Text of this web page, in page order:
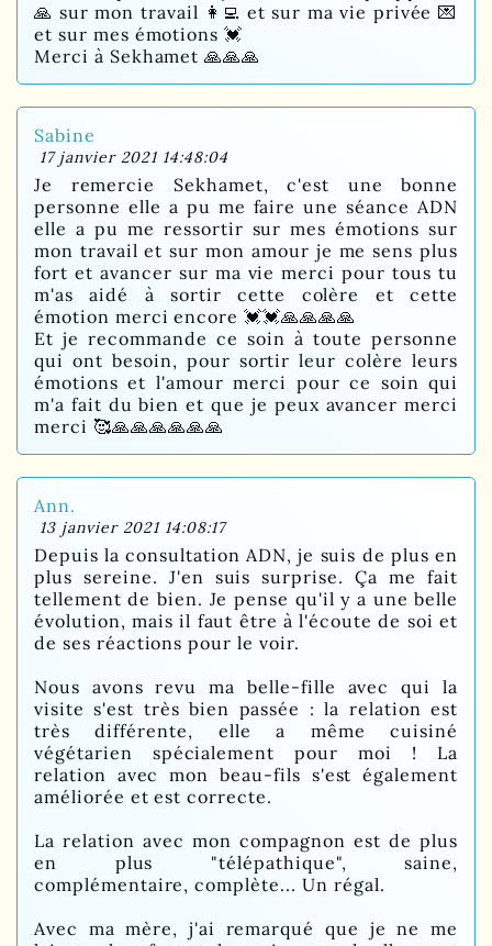
🙏 sur mon travail 👩‍💻 et sur ma vie privée 💌
et sur mes émotions 💓
Merci à Sekhamet 🙏🙏🙏
Sabine
17 janvier 2021 14:48:04
Je remercie Sekhamet, c'est une bonne
personne elle a pu me faire une séance ADN
elle a pu me ressortir sur mes émotions sur
mon travail et sur mon amour je me sens plus
fort et avancer sur ma vie merci pour tous tu
m'as aidé à sortir cette colère et cette
émotion merci encore 💓💓🙏🙏🙏🙏
Et je recommande ce soin à toute personne
qui ont besoin, pour sortir leur colère leurs
émotions et l'amour merci pour ce soin qui
m'a fait du bien et que je peux avancer merci
merci 🥰🙏🙏🙏🙏🙏🙏
Ann.
13 janvier 2021 14:08:17
Depuis la consultation ADN, je suis de plus en
plus sereine. J'en suis surprise. Ça me fait
tellement de bien. Je pense qu'il y a une belle
évolution, mais il faut être à l'écoute de soi et
de ses réactions pour le voir.
Nous avons revu ma belle-fille avec qui la
visite s'est très bien passée : la relation est
très différente, elle a même cuisiné
végétarien spécialement pour moi ! La
relation avec mon beau-fils s'est également
améliorée et est correcte.
La relation avec mon compagnon est de plus
en plus "télépathique", saine,
complémentaire, complète... Un régal.
Avec ma mère, j'ai remarqué que je ne me